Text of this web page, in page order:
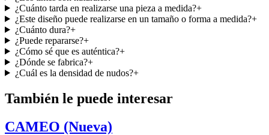
¿Cuánto tarda en realizarse una pieza a medida?+
¿Este diseño puede realizarse en un tamaño o forma a medida?+
¿Cuánto dura?+
¿Puede repararse?+
¿Cómo sé que es auténtica?+
¿Dónde se fabrica?+
¿Cuál es la densidad de nudos?+
También le puede interesar
CAMEO (Nueva)